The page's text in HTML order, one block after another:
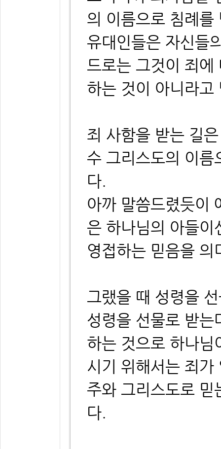
의 이름으로 침례를
유대인들은 자신들
드로는 그것이 죄에
하는 것이 아니라고
죄 사함을 받는 길
수 그리스도의 이름
다.
아까 말씀드렸듯이
은 하나님의 아들이
영접하는 믿음을 의
그랬을 때 성령을
성령을 선물로 받는
하는 것으로 하나님
시기 위해서는 죄
주와 그리스도로 믿
다.